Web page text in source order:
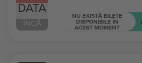
DATA
ÎNCĂ
NU EXISTĂ BILETE
DISPONIBILE ÎN
ACEST MOMENT